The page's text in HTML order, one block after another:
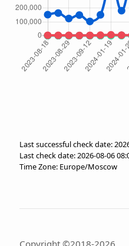
Last successful check date:
Last check date: 2026-08-06
Time Zone: Europe/Moscow
Copyright ©2018-2026